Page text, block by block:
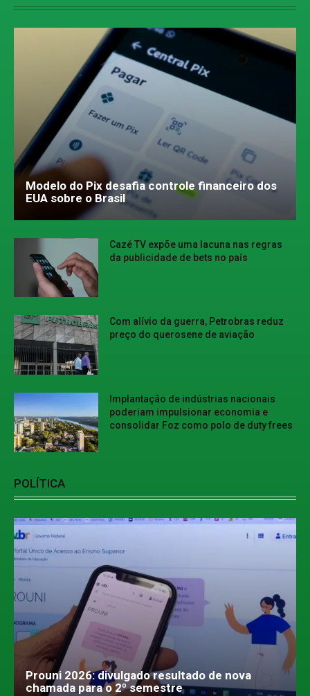
Modelo do Pix desafia controle financeiro dos
EUA sobre o Brasil
Cazé TV expõe uma lacuna nas regras
da publicidade de bets no país
Com alívio da guerra, Petrobras reduz
preço do querosene de aviação
Implantação de indústrias nacionais
poderiam impulsionar economia e
consolidar Foz como polo de duty frees
POLÍTICA
Prouni 2026: divulgado resultado de nova
chamada para o 2º semestre